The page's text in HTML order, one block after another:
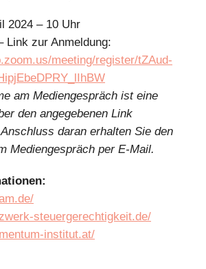
2024 – 10 Uhr
Link zur Anmeldung:
meeting/register/tZAud-
am Mediengespräch ist eine
den angegebenen Link
daran erhalten Sie den
Mediengespräch per E-Mail.
steuergerechtigkeit.de/
institut.at/